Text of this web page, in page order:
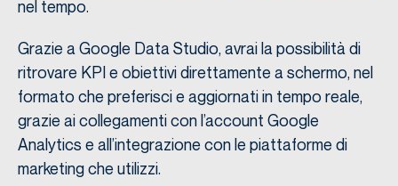
nel tempo.
Grazie a Google Data Studio, avrai la possibilità di
ritrovare KPI e obiettivi direttamente a schermo, nel
formato che preferisci e aggiornati in tempo reale,
grazie ai collegamenti con l’account Google
Analytics e all’integrazione con le piattaforme di
marketing che utilizzi.